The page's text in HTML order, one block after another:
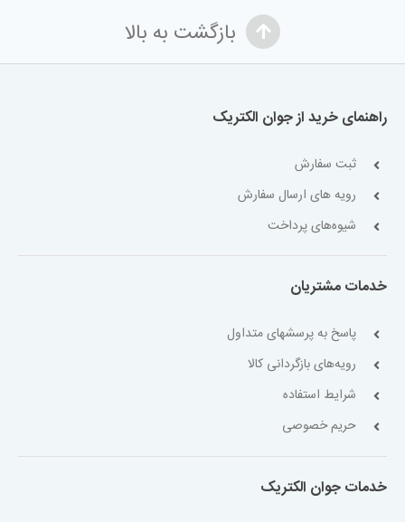
بازگشت به بالا
راهنمای خرید از جوان الکتریک
ثبت سفارش
رویه های ارسال سفارش
شیوه‌های پرداخت
خدمات مشتریان
پاسخ به پرسشهای متداول
رویه‌های بازگردانی کالا
شرایط استفاده
حریم خصوصی
خدمات جوان الکتریک